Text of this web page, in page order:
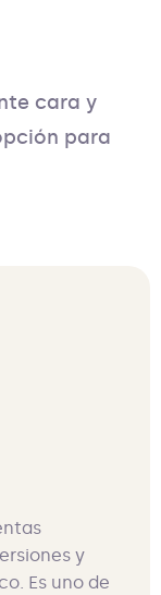
cara y
para
y
Es uno de